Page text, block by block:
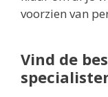
voorzien van
Vind de